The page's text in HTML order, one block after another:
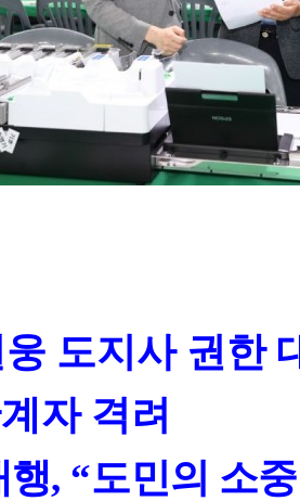
웅 도지사 권한
자 격려
행, “도민의 소